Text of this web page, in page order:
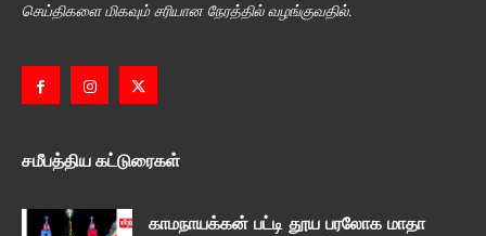
செய்திகளை மிகவும் சரியான நேரத்தில் வழங்குவதில்.
சமீபத்திய கட்டுரைகள்
காமநாயக்கன் பட்டி தூய பரலோக மாதா